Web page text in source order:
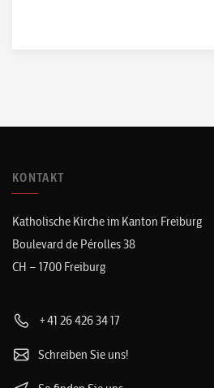
KONTAKT
Katholische Kirche im Kanton Freiburg
Boulevard de Pérolles 38
CH – 1700 Freiburg
+41 26 426 34 17
Schreiben Sie uns!